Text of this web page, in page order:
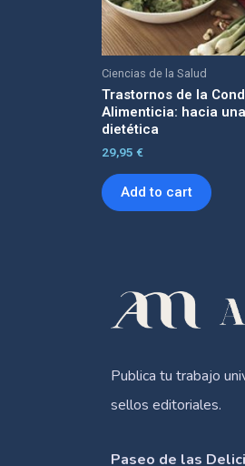
Ciencias de la Salud
Trastornos de la
Alimenticia: hacia
dietética
29,95 €
Add to cart
Publica tu trabajo
sellos editoriales.
Paseo de las